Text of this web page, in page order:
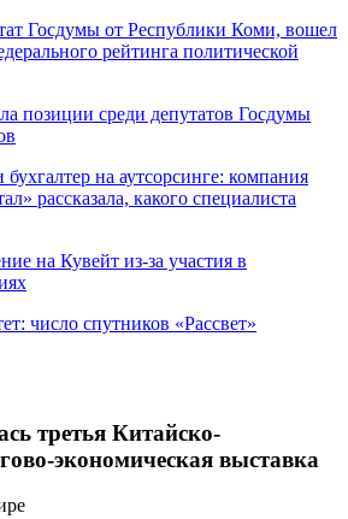
Госдумы от Республики Коми, вошел
рейтинга политической
позиции среди депутатов Госдумы
на аутсорсинге: компания
рассказала, какого специалиста
на Кувейт из-за участия в
число спутников «Рассвет»
третья Китайско-
экономическая выставка